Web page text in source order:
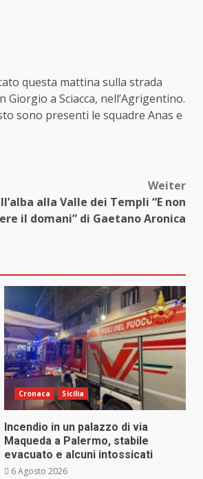
questa mattina sulla strada
Giorgio a Sciacca, nell’Agrigentino.
sono presenti le squadre Anas e
Weiter
alla Valle dei Templi “E non
il domani” di Gaetano Aronica
Cronaca Sicilia
Incendio in un palazzo di via
Maqueda a Palermo, stabile
evacuato e alcuni intossicati
6 Agosto 2026